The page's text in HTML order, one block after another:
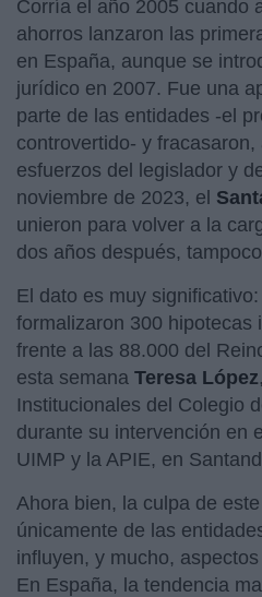
Corría el año 2005 cuando
ahorros lanzaron las
en España, aunque se
jurídico en 2007. Fue una
parte de las entidades -el
controvertido- y fracasaron,
esfuerzos del legislador y
noviembre de 2023, el
unieron para volver a la
dos años después,
El dato es muy
formalizaron 300 hipotecas
frente a las 88.000 del
esta semana Teresa López
Institucionales del Colegio
durante su intervención en
UIMP y la APIE, en
Ahora bien, la culpa de
únicamente de las
influyen, y mucho,
En España, la tendencia